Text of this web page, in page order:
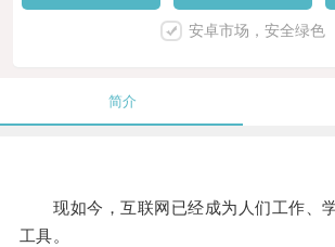
安卓市场，安全绿色
简介
现如今，互联网已经成为人们工作、
工具。